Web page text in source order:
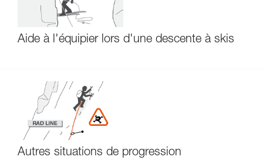
Aide à l'équipier lors d'une descente à skis
Autres situations de progression